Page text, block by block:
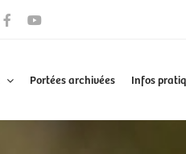
Facebook
Portées archivées Infos